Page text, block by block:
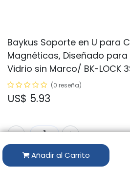
Baykus Soporte en U para
Magnéticas, Diseñado
Vidrio sin Marco/ BK-LOCK
(0 reseña)
US$ 5.93
Añadir al Carrito
Solo 31 Uds. disponibles.